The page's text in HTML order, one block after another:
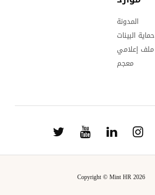
المدونة
حماية البينات
ملف إعلامي
معجم
Copyright © Mint HR 2026